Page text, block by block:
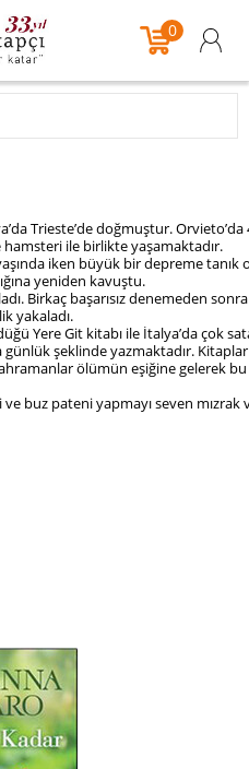
0
Trieste’de doğmuştur. Orvieto’da
hamsteri ile birlikte yaşamaktadır.
iken büyük bir depreme
yeniden kavuştu.
Birkaç başarısız denemeden
yakaladı.
Yere Git kitabı ile İtalya’da çok
şeklinde yazmaktadır.
ölümün eşiğine gelerek
buz pateni yapmayı seven